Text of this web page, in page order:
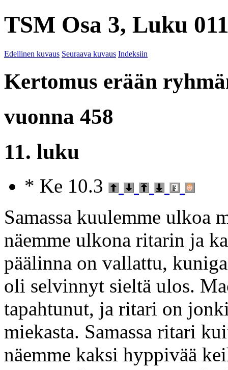
TSM Osa 3, Luku
Edellinen kuvaus Seuraava kuvaus Indeksiin
Kertomus erään
vuonna 458
11. luku
* Ke 10.3
Samassa kuulemme ulkoa
näemme ulkona ritarin ja
päälinna on vallattu,
oli selvinnyt sieltä ulos.
tapahtunut, ja ritari on
miekasta. Samassa ritari
näemme kaksi hyppivää